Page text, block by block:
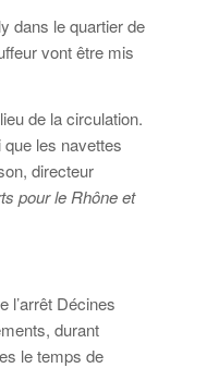
dans le quartier de
vont être mis
de la circulation.
les navettes
directeur
pour le Rhône et
l’arrêt Décines
durant
le temps de